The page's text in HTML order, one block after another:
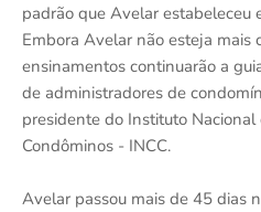
padrão que Avelar estabeleceu
Embora Avelar não esteja mais
ensinamentos continuarão a
de administradores de
presidente do Instituto
Condôminos - INCC.
Avelar passou mais de 45 dias